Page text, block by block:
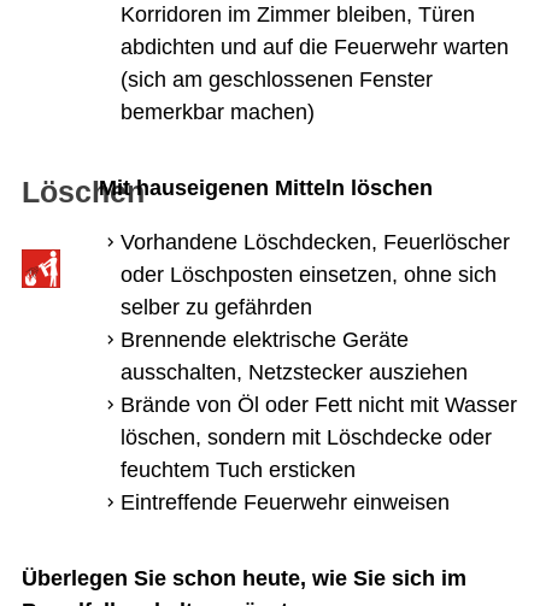
Korridoren im Zimmer bleiben, Türen
abdichten und auf die Feuerwehr warten
(sich am geschlossenen Fenster
bemerkbar machen)
LöschenMit hauseigenen Mitteln löschen
Vorhandene Löschdecken, Feuerlöscher
oder Löschposten einsetzen, ohne sich
selber zu gefährden
Brennende elektrische Geräte
ausschalten, Netzstecker ausziehen
Brände von Öl oder Fett nicht mit Wasser
löschen, sondern mit Löschdecke oder
feuchtem Tuch ersticken
Eintreffende Feuerwehr einweisen
Überlegen Sie schon heute, wie Sie sich im